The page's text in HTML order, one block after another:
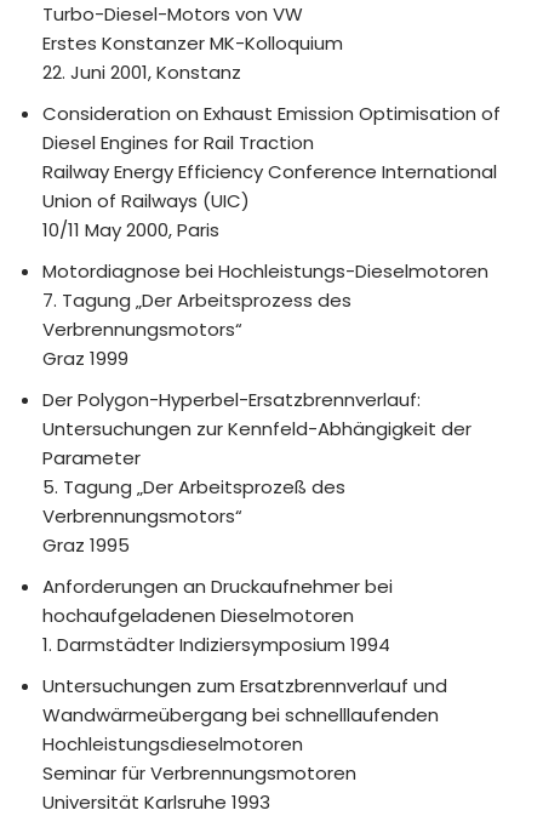
Turbo-Diesel-Motors von VW
Erstes Konstanzer MK-Kolloquium
22. Juni 2001, Konstanz
Consideration on Exhaust Emission Optimisation of
Diesel Engines for Rail Traction
Railway Energy Efficiency Conference International
Union of Railways (UIC)
10/11 May 2000, Paris
Motordiagnose bei Hochleistungs-Dieselmotoren
7. Tagung „Der Arbeitsprozess des
Verbrennungsmotors“
Graz 1999
Der Polygon-Hyperbel-Ersatzbrennverlauf:
Untersuchungen zur Kennfeld-Abhängigkeit der
Parameter
5. Tagung „Der Arbeitsprozeß des
Verbrennungsmotors“
Graz 1995
Anforderungen an Druckaufnehmer bei
hochaufgeladenen Dieselmotoren
1. Darmstädter Indiziersymposium 1994
Untersuchungen zum Ersatzbrennverlauf und
Wandwärmeübergang bei schnelllaufenden
Hochleistungsdieselmotoren
Seminar für Verbrennungsmotoren
Universität Karlsruhe 1993